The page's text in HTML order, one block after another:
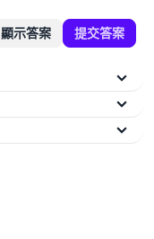
顯示答案 提交答案